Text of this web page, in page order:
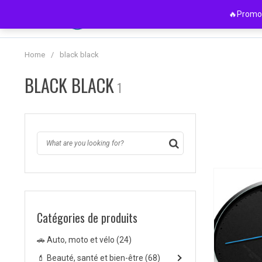
contenu
Home / black black
BLACK BLACK 1
Catégories de produits
🚗 Auto, moto et vélo (24)
💄 Beauté, santé et bien-être (68)
💄 Beauté, santé
Détente et
💎 Bijoux et
Bagues et
🎧 Electronique
Accessoires de
🏡 Maison et
Animaux de
👶 Maternité et
Accessoires
👚 Mode
Accessoires
👜 Sacs et
Chaussures
🏋️‍♀️ Sports et
Accessoires de